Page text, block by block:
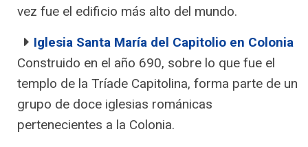
vez fue el edificio más alto del mundo.
Iglesia Santa María del Capitolio en Colonia
Construido en el año 690, sobre lo que fue el
templo de la Tríade Capitolina, forma parte de un
grupo de doce iglesias románicas
pertenecientes a la Colonia.